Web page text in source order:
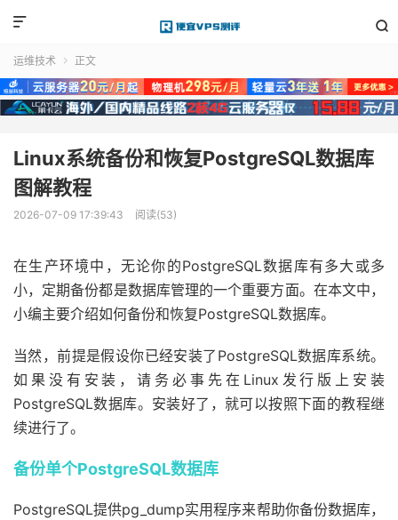


运维技术  正文
Linux系统备份和恢复PostgreSQL数据库
图解教程
2026-07-09 17:39:43 阅读(53)
在生产环境中，无论你的PostgreSQL数据库有多大或多
小，定期备份都是数据库管理的一个重要方面。在本文中，
小编主要介绍如何备份和恢复PostgreSQL数据库。
当然，前提是假设你已经安装了PostgreSQL数据库系统。
如果没有安装，请务必事先在Linux发行版上安装
PostgreSQL数据库。安装好了，就可以按照下面的教程继
续进行了。
备份单个PostgreSQL数据库
PostgreSQL提供pg_dump实用程序来帮助你备份数据库，